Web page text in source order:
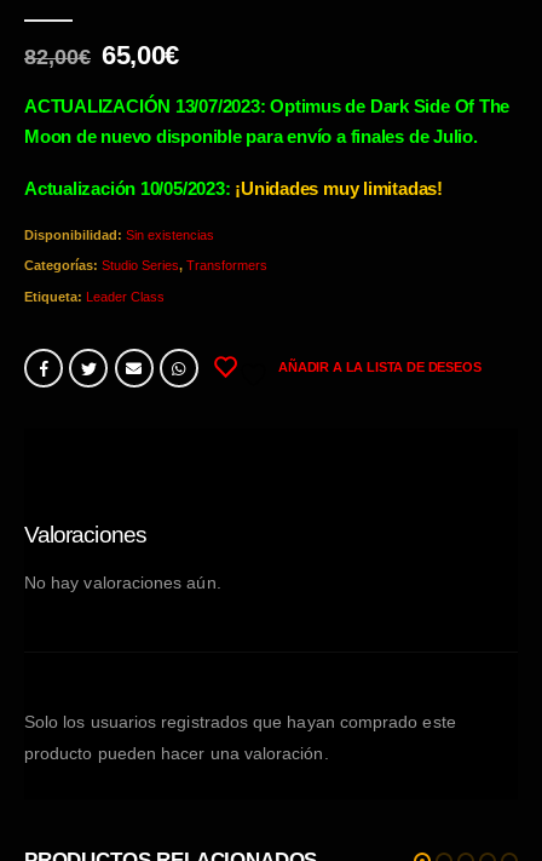
82,00€ El
original
era:
65,00€El
actual
es:
ACTUALIZACIÓN 13/07/2023: Optimus de Dark Side Of The
Moon de nuevo disponible para envío a finales de Julio.
Actualización 10/05/2023: ¡Unidades muy limitadas!
Disponibilidad: Sin existencias
Categorías: Studio Series, Transformers
Etiqueta: Leader Class
AÑADIR A LA LISTA DE DESEOS
Valoraciones
No hay valoraciones aún.
Solo los usuarios registrados que hayan comprado este
producto pueden hacer una valoración.